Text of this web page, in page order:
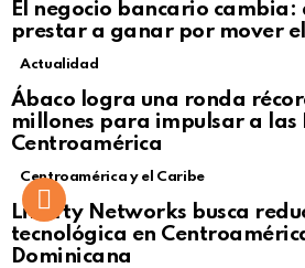
El negocio bancario
prestar a ganar por mover
Not Safe For
Click to view this
Actualidad
Ábaco logra una ronda
millones para impulsar a las
Centroamérica
Centroamérica y el Caribe
Liberty Networks busca
tecnológica en
Dominicana